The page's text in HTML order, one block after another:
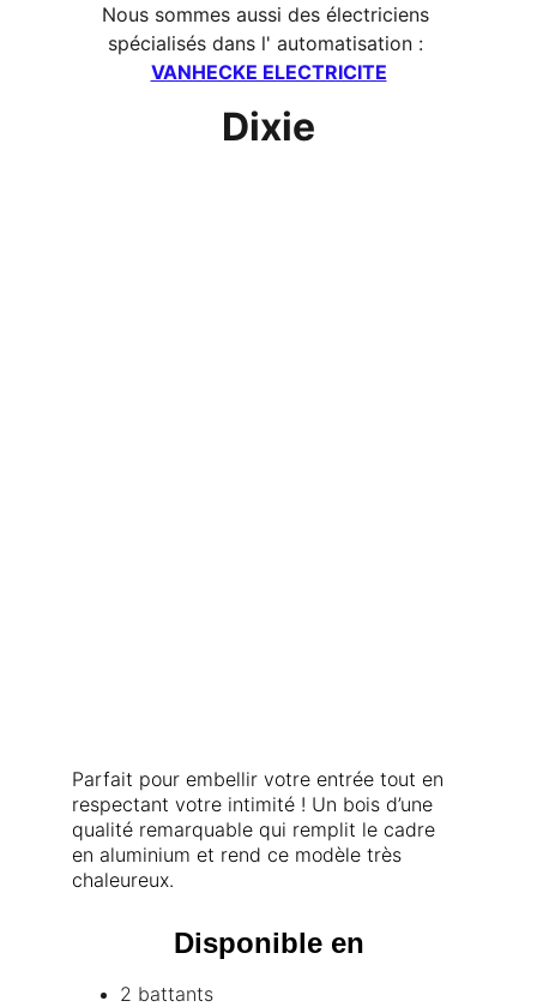
Nous sommes aussi des électriciens
spécialisés dans l' automatisation :
VANHECKE ELECTRICITE
Dixie
Parfait pour embellir votre entrée tout en
respectant votre intimité ! Un bois d’une
qualité remarquable qui remplit le cadre
en aluminium et rend ce modèle très
chaleureux.
Disponible en
2 battants